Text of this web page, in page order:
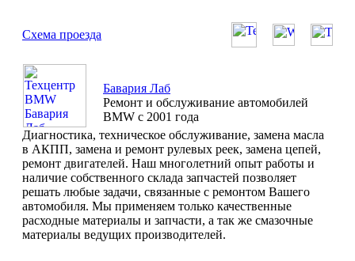
Схема проезда
Бавария Лаб
Ремонт и обслуживание автомобилей
BMW с 2001 года
Диагностика, техническое обслуживание, замена масла
в АКПП, замена и ремонт рулевых реек, замена цепей,
ремонт двигателей. Наш многолетний опыт работы и
наличие собственного склада запчастей позволяет
решать любые задачи, связанные с ремонтом Вашего
автомобиля. Мы применяем только качественные
расходные материалы и запчасти, а так же смазочные
материалы ведущих производителей.